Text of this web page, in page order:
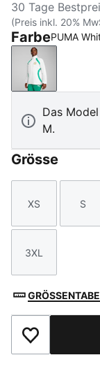
30 Tage
(Preis inkl. 20%
FarbePUMA
PUMA
Das
M.
Grösse
Größe
XS S
Größe
3XL
Zu Favoriten